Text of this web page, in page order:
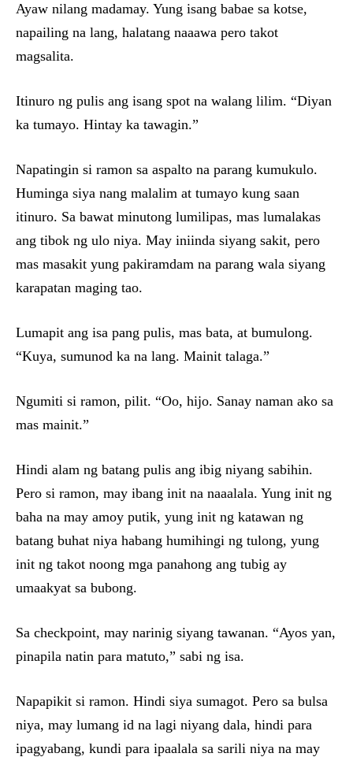
Ayaw nilang madamay. Yung isang babae sa kotse,
napailing na lang, halatang naaawa pero takot
magsalita.
Itinuro ng pulis ang isang spot na walang lilim. “Diyan
ka tumayo. Hintay ka tawagin.”
Napatingin si ramon sa aspalto na parang kumukulo.
Huminga siya nang malalim at tumayo kung saan
itinuro. Sa bawat minutong lumilipas, mas lumalakas
ang tibok ng ulo niya. May iniinda siyang sakit, pero
mas masakit yung pakiramdam na parang wala siyang
karapatan maging tao.
Lumapit ang isa pang pulis, mas bata, at bumulong.
“Kuya, sumunod ka na lang. Mainit talaga.”
Ngumiti si ramon, pilit. “Oo, hijo. Sanay naman ako sa
mas mainit.”
Hindi alam ng batang pulis ang ibig niyang sabihin.
Pero si ramon, may ibang init na naaalala. Yung init ng
baha na may amoy putik, yung init ng katawan ng
batang buhat niya habang humihingi ng tulong, yung
init ng takot noong mga panahong ang tubig ay
umaakyat sa bubong.
Sa checkpoint, may narinig siyang tawanan. “Ayos yan,
pinapila natin para matuto,” sabi ng isa.
Napapikit si ramon. Hindi siya sumagot. Pero sa bulsa
niya, may lumang id na lagi niyang dala, hindi para
ipagyabang, kundi para ipaalala sa sarili niya na may